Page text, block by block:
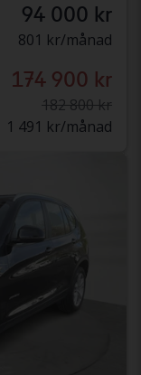
94 000 kr
801 kr/månad
174 900 kr
182 800 kr
1 491 kr/månad